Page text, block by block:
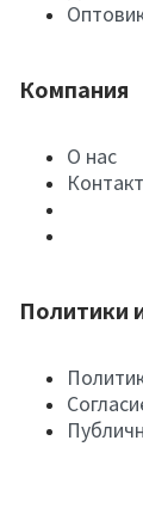
Компания
О нас
Политики